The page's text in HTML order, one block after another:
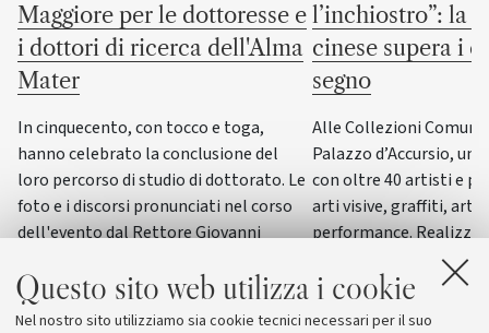
Questo sito web utilizza i cookie
Nel nostro sito utilizziamo sia cookie tecnici necessari per il suo
Maggiore per le dottoresse e
i dottori di ricerca dell'Alma
Mater
In cinquecento, con tocco e toga,
hanno celebrato la conclusione del
loro percorso di studio di dottorato. Le
foto e i discorsi pronunciati nel corso
dell'evento dal Rettore Giovanni
Elisabetta Tola e dal genetista Guido
Barbujani
l’inchiostro”: la
cinese supera i
segno
Alle Collezioni
Palazzo d’Accursio,
con oltre 40 artisti e
arti visive, graffiti, arti
performance.
del progetto “ERC
dall’Università di
esposizione di questo